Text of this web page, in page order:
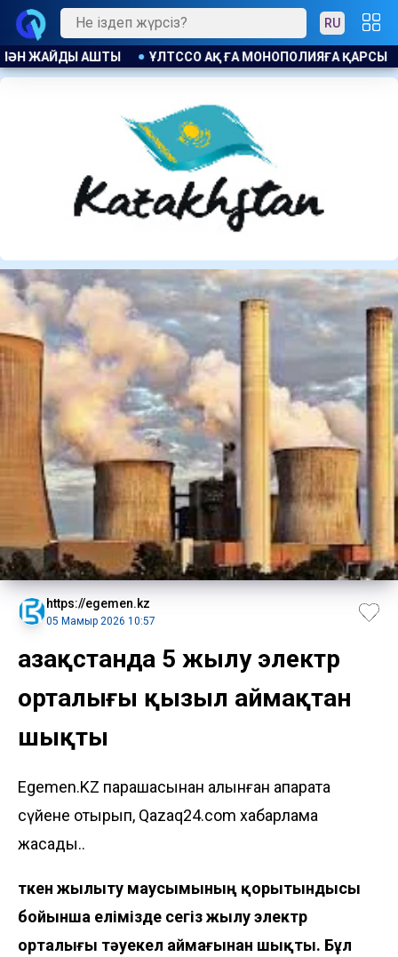
RU
ҚАРСЫ ЗАҢ БҰЗУШЫЛЫҚ ҮШІН ЕСКЕРТУ ЖАСАЛДЫ
https://egemen.kz
05 Мамыр 2026 10:57
Қазақстанда 5 жылу электр
орталығы қызыл аймақтан
шықты
Egemen.KZ парақшасынан алынған ақпаратқа
сүйене отырып, Qazaq24.com хабарлама
жасады..
Өткен жылыту маусымының қорытындысы
бойынша елімізде сегіз жылу электр
орталығы тәуекел аймағынан шықты. Бұл